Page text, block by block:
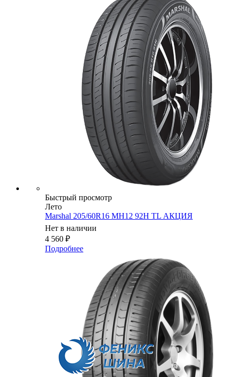
Быстрый просмотр
Лето
Marshal 205/60R16 MH12 92H TL АКЦИЯ
Нет в наличии
4 560 ₽
Подробнее